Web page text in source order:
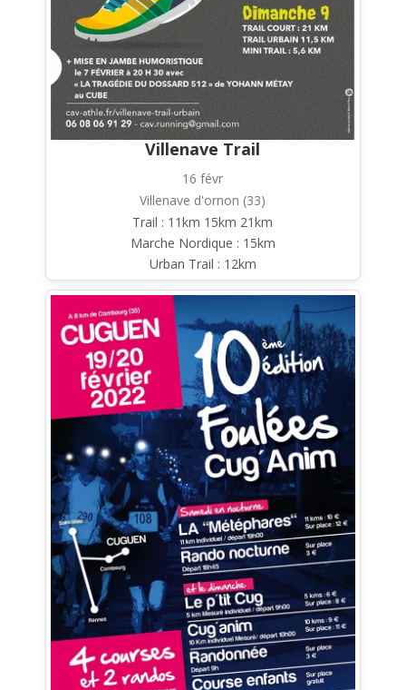
Villenave Trail
16 févr
Villenave d'ornon (33)
Trail : 11km 15km 21km
Marche Nordique : 15km
Urban Trail : 12km